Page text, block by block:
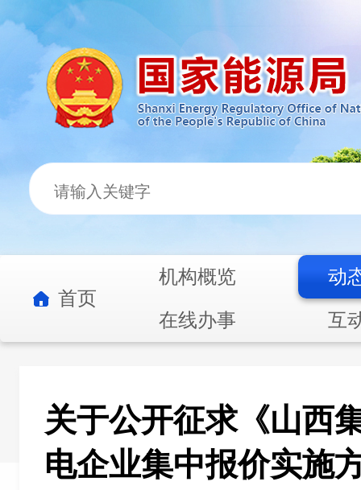
首页
机构概览
动
在线办事
互
关于公开征求《山西
电企业集中报价实施